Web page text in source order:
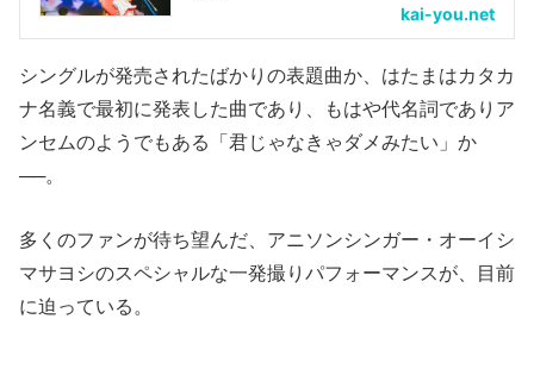
kai-you.net
シングルが発売されたばかりの表題曲か、はたまはカタカ
ナ名義で最初に発表した曲であり、もはや代名詞でありア
ンセムのようでもある「君じゃなきゃダメみたい」か
──。
多くのファンが待ち望んだ、アニソンシンガー・オーイシ
マサヨシのスペシャルな一発撮りパフォーマンスが、目前
に迫っている。